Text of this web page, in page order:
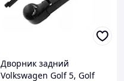
Дворник задний
Volkswagen Golf 5, Golf